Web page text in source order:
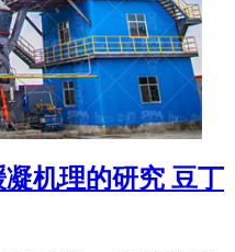
机理的研究 豆丁